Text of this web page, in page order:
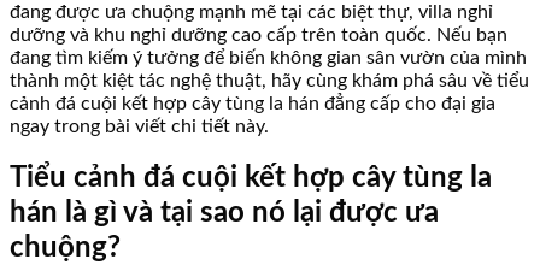
đang được ưa chuộng mạnh mẽ tại các biệt thự, villa nghỉ
dưỡng và khu nghỉ dưỡng cao cấp trên toàn quốc. Nếu bạn
đang tìm kiếm ý tưởng để biến không gian sân vườn của mình
thành một kiệt tác nghệ thuật, hãy cùng khám phá sâu về tiểu
cảnh đá cuội kết hợp cây tùng la hán đẳng cấp cho đại gia
ngay trong bài viết chi tiết này.
Tiểu cảnh đá cuội kết hợp cây tùng la
hán là gì và tại sao nó lại được ưa
chuộng?